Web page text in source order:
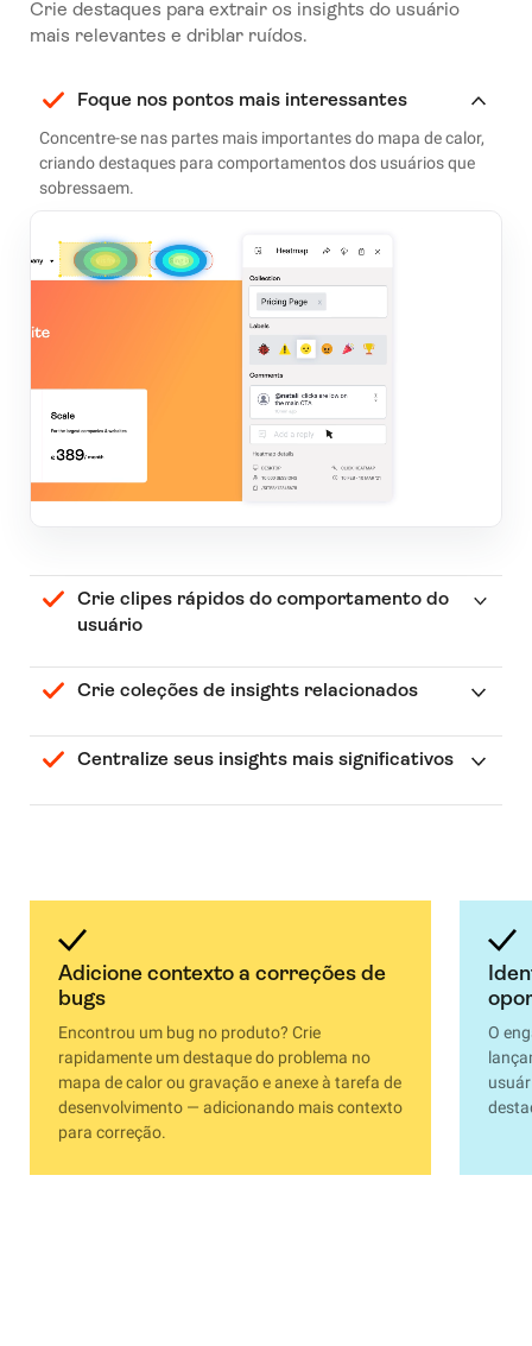
Crie destaques para extrair os insights do usuário
mais relevantes e driblar ruídos.
Foque nos pontos mais interessantes
Concentre-se nas partes mais importantes do mapa de calor,
criando destaques para comportamentos dos usuários que
sobressaem.
Crie clipes rápidos do comportamento do
usuário
Crie coleções de insights relacionados
Centralize seus insights mais significativos
Adicione contexto a correções de
bugs
Encontrou um bug no produto? Crie
rapidamente um destaque do problema no
mapa de calor ou gravação e anexe à tarefa de
desenvolvimento — adicionando mais contexto
para correção.
O